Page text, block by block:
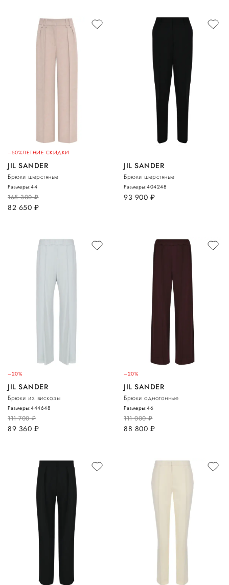
–50%ЛЕТНИЕ СКИДКИ
JIL SANDER
Брюки шерстяные
165 300руб.
82 650 руб.
Размеры:44
JIL SANDER
Брюки шерстяные
93 900 руб.
Размеры:404248
–20%
JIL SANDER
Брюки из вискозы
111 700руб.
89 360 руб.
Размеры:444648
–20%
JIL SANDER
Брюки однотонные
111 000руб.
88 800 руб.
Размеры:46